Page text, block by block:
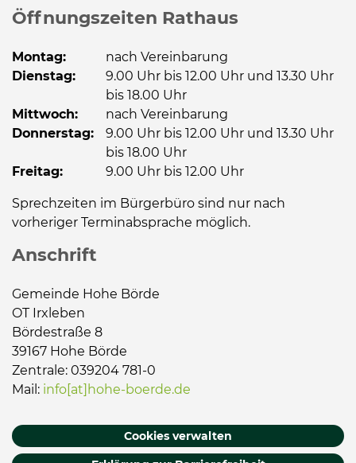
Öffnungszeiten Rathaus
Montag:
nach Vereinbarung
Dienstag:
9.00 Uhr bis 12.00 Uhr und 13.30 Uhr
bis 18.00 Uhr
Mittwoch:
nach Vereinbarung
Donnerstag: 9.00 Uhr bis 12.00 Uhr und 13.30 Uhr
bis 18.00 Uhr
Freitag:
9.00 Uhr bis 12.00 Uhr
Sprechzeiten im Bürgerbüro sind nur nach
vorheriger Terminabsprache möglich.
Anschrift
Gemeinde Hohe Börde
OT Irxleben
Bördestraße 8
39167 Hohe Börde
Zentrale: 039204 781-0
Mail: info[at]hohe-boerde.de
Cookies verwalten